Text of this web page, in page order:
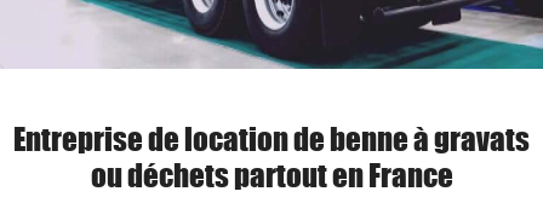
Entreprise de location de benne à gravats
ou déchets partout en France